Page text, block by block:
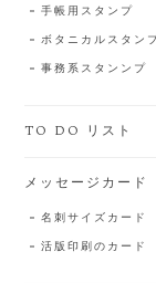
手帳用スタンプ
ボタニカルスタン
事務系スタンンプ
TO DO リスト
メッセージカード
名刺サイズカード
活版印刷のカード